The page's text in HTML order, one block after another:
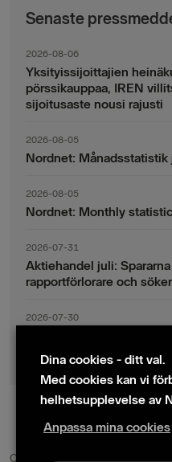
Senaste
2026-08-06
Yksityissijoittajien
pörssikauppaa, IREN
sijoitusaste nousi rajusti
2026-08-05
Nordnet: Månadsstatistik
2026-08-05
Nordnet: Monthly
2026-07-31
Aktiehandel juli:
rapportförlorare och
2026-07-30
indexsparandet ligger fast
© 2024
Cookie policy|Kontakta oss|
Dina cookies - ditt val.
Med cookies kan vi
helhetsupplevelse av
Anpassa mina cookies